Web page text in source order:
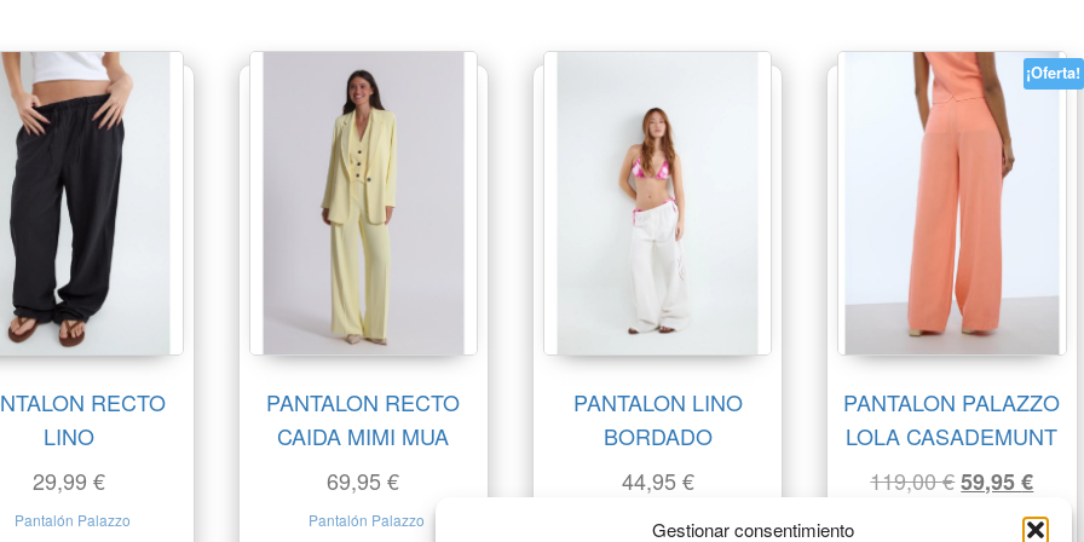
Gestionar consentimiento
RECTO
LINO
29,99€
Pantalón Palazzo
PANTALON RECTO
CAIDA MIMI MUA
69,95€
Pantalón Palazzo
PANTALON LINO
BORDADO
44,95€
Pantalón Palazzo
¡Oferta!
PANTALON PALAZZO
LOLA CASADEMUNT
119,00€59,95€